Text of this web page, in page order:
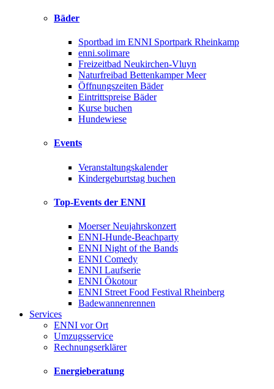
Bäder
Sportbad im ENNI Sportpark Rheinkamp
enni.solimare
Freizeitbad Neukirchen-Vluyn
Naturfreibad Bettenkamper Meer
Öffnungszeiten Bäder
Eintrittspreise Bäder
Kurse buchen
Hundewiese
Events
Veranstaltungskalender
Kindergeburtstag buchen
Top-Events der ENNI
Moerser Neujahrskonzert
ENNI-Hunde-Beachparty
ENNI Night of the Bands
ENNI Comedy
ENNI Laufserie
ENNI Ökotour
ENNI Street Food Festival Rheinberg
Badewannenrennen
Services
ENNI vor Ort
Umzugsservice
Rechnungserklärer
Energieberatung